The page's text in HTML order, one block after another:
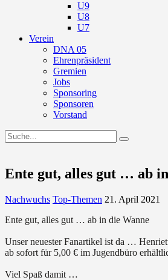
U9
U8
U7
Verein
DNA 05
Ehrenpräsident
Gremien
Jobs
Sponsoring
Sponsoren
Vorstand
Ente gut, alles gut … ab
Nachwuchs Top-Themen 21. April 2021
Ente gut, alles gut … ab in die Wanne
Unser neuester Fanartikel ist da …
ab sofort für 5,00 € im Jugendbüro
Viel Spaß damit …